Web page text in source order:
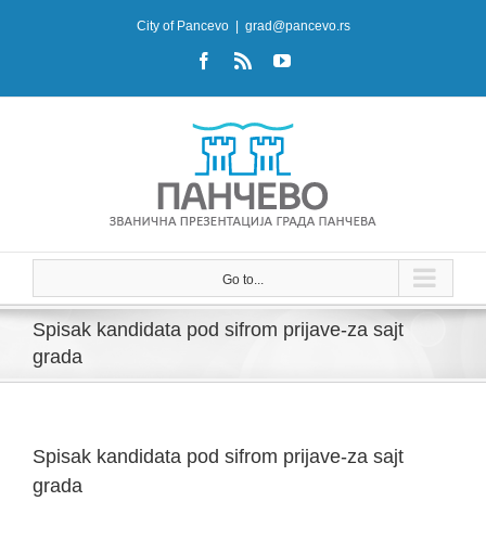
City of Pancevo grad@pancevo.rs
Facebook
Rss YouTube
Go to...
Spisak kandidata pod sifrom prijave-za sajt
grada
Spisak kandidata pod sifrom prijave-za sajt
grada